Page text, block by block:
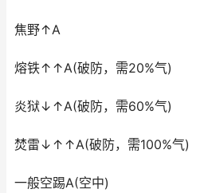
焦野↑A
熔铁↑↑A(破防，需20%气)
炎狱↓↑A(破防，需60%气)
焚雷↓↑↑A(破防，需100%气)
一般空踢A(空中)